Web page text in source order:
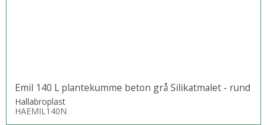
Emil 140 L plantekumme beton grå Silikatmalet - rund
Hallabroplast
HAEMIL140N